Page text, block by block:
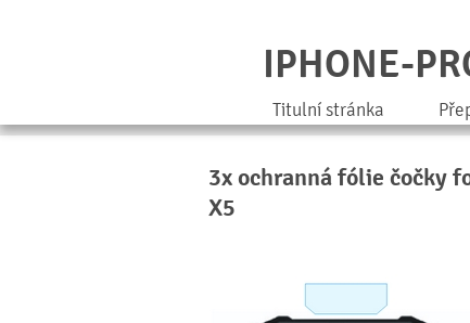
IPHONE-
Titulní stránka
3x ochranná fólie čočky
X5